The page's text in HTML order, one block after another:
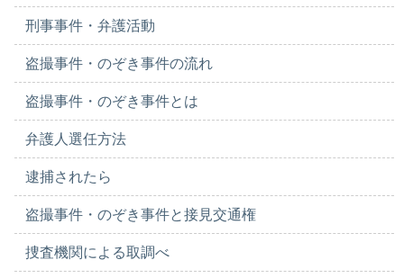
刑事事件・弁護活動
盗撮事件・のぞき事件の流れ
盗撮事件・のぞき事件とは
弁護人選任方法
逮捕されたら
盗撮事件・のぞき事件と接見交通権
捜査機関による取調べ